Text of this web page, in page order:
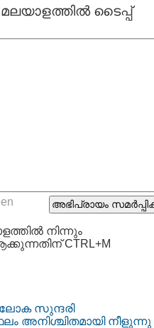
ടൈപ്പ്
നിന്നും
CTRL+M
സുന്ദരി
അനിശ്ചിതമായി നീളുന്നു